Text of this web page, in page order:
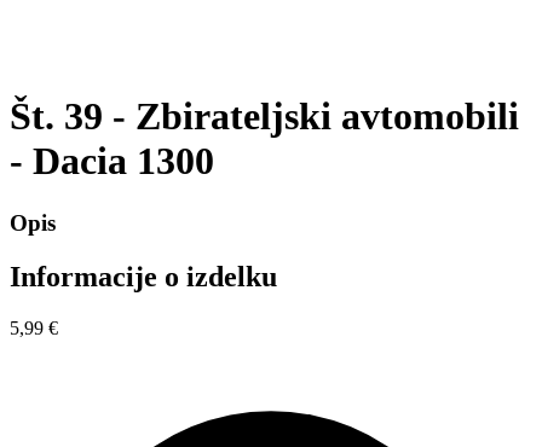
Št. 39 - Zbirateljski avtomobili
- Dacia 1300
Opis
Informacije o izdelku
5,99 €